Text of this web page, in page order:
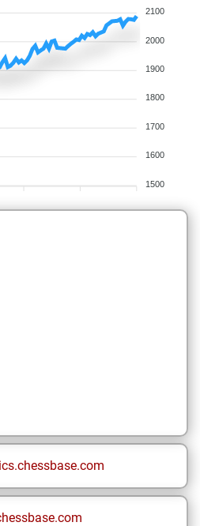
2100
2000
1900
1800
1700
1600
1500